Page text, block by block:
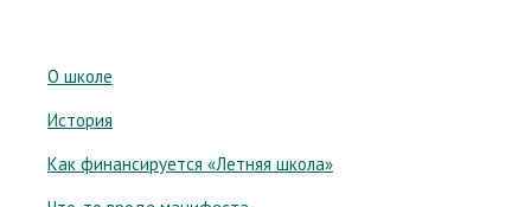
О школе
История
Как финансируется «Летняя школа»